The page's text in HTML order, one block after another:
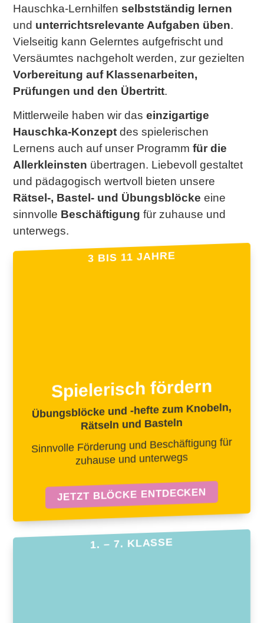
Hauschka-Lernhilfenselbstständig lernen
und unterrichtsrelevante Aufgaben üben.
Vielseitig kann Gelerntes aufgefrischt und
Versäumtes nachgeholt werden, zur gezielten
Vorbereitung auf Klassenarbeiten,
Prüfungen und den Übertritt.
Mittlerweile haben wir daseinzigartige
Hauschka-Konzept des spielerischen
Lernens auch auf unser Programmfür die
Allerkleinsten übertragen. Liebevoll gestaltet
und pädagogisch wertvoll bieten unsere
Rätsel-, Bastel- und Übungsblöcke eine
sinnvolle Beschäftigung für zuhause und
unterwegs.
3 BIS 11 JAHRE
Spielerisch fördern
Übungsblöcke und -hefte zum Knobeln,
Rätseln und Basteln
Sinnvolle Förderung und Beschäftigung für
zuhause und unterwegs
JETZT BLÖCKE ENTDECKEN
1. – 7. KLASSE